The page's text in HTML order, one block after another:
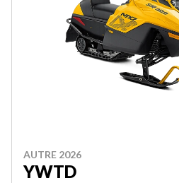
AUTRE 2026
YWTD